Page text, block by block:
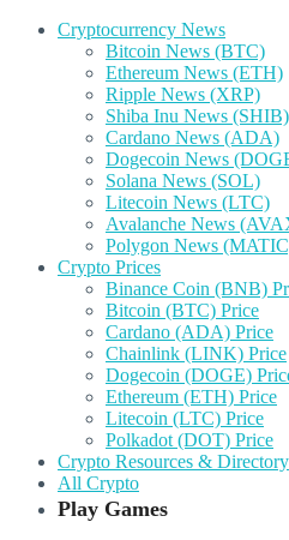
Cryptocurrency News
Bitcoin News (BTC)
Ethereum News (ETH)
Ripple News (XRP)
Shiba Inu News (SHIB)
Cardano News (ADA)
Dogecoin News
Solana News (SOL)
Litecoin News (LTC)
Avalanche News
Polygon News
Crypto Prices
Binance Coin (BNB)
Bitcoin (BTC) Price
Cardano (ADA) Price
Chainlink (LINK) Price
Dogecoin (DOGE)
Ethereum (ETH) Price
Litecoin (LTC) Price
Polkadot (DOT) Price
Crypto Resources & Directory
All Crypto
Play Games